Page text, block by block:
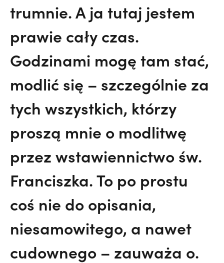
trumnie. A ja tutaj jestem
prawie cały czas.
Godzinami mogę tam stać,
modlić się – szczególnie za
tych wszystkich, którzy
proszą mnie o modlitwę
przez wstawiennictwo św.
Franciszka. To po prostu
coś nie do opisania,
niesamowitego, a nawet
cudownego – zauważa o.